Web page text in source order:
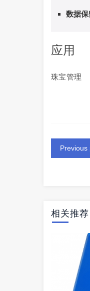
数据保
应用
珠宝管理
Previous
相关推荐